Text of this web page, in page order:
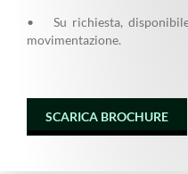
• Su richiesta,
movimentazione.
SCARICA BROCHURE